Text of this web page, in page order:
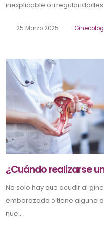
inexplicable o irregularidades
25 Marzo 2025
¿Cuándo realizarse
No solo hay que acudir al
embarazada o tiene alguna
nue...